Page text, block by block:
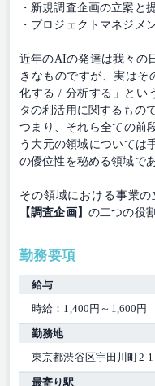
・新規調査企画の立案と
・プロジェクトマネジメ
近年のAIの発達は我々の
きなものですが、実はそ
化する / 分析する」とい
タの利活用に関するもので
つまり、それら全ての前
う大元の領域については
の優位性を秘める領域で
その領域における事業の
【調査企画】 の二つの役
勤務要項
給与
時給：1,400円～1,600円
勤務地
東京都渋谷区宇田川町2-1
最寄り駅